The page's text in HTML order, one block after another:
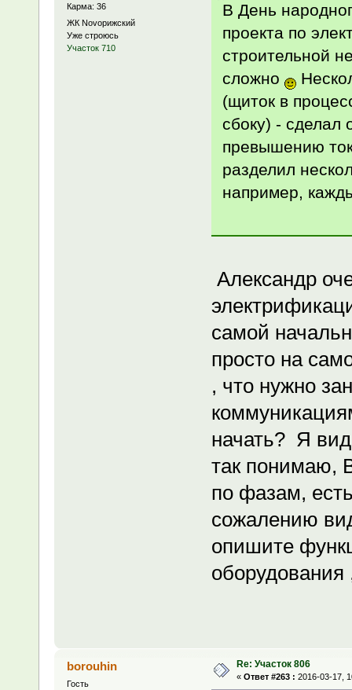
Карма: 36
ЖК Novoрижский
Уже строюсь
Участок 710
В День
проекта по
строительной
сложно
(щиток в
сбоку) - сделал
превышению
разделил
например,
Александр
самой
просто на
, что нужно
начать? Я
так понимаю,
по фазам,
сожалению
опишите
оборудования
borouhin
Гость
Re: Участок 806
« Ответ #263 : 2016-03-17,